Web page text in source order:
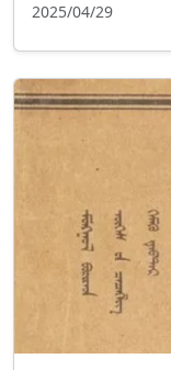
2025/04/29